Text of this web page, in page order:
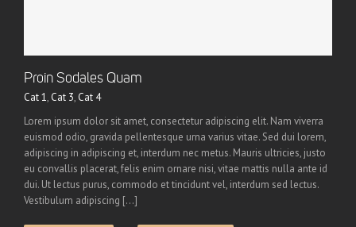
Proin Sodales Quam
Cat 1, Cat 3, Cat 4
Lorem ipsum dolor sit amet, consectetur adipiscing elit. Nam viverra
euismod odio, gravida pellentesque urna varius vitae. Sed dui lorem,
adipiscing in adipiscing et, interdum nec metus. Mauris ultricies, justo
eu convallis placerat, felis enim ornare nisi, vitae mattis nulla ante id
dui. Ut lectus purus, commodo et tincidunt vel, interdum sed lectus.
Vestibulum adipiscing [...]